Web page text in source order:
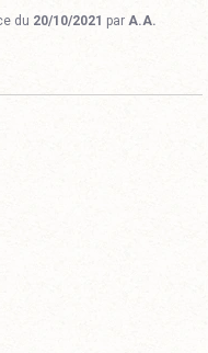
du 20/10/2021 par A.A.